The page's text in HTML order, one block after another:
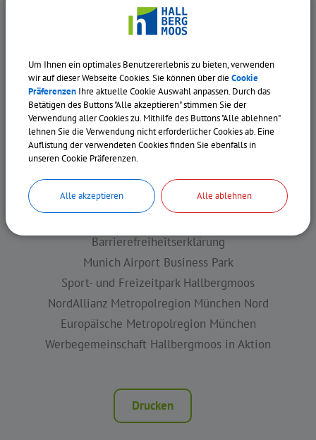
FÜR BÜRGER
Kontaktformular
Gewerbeverzeichnis
Inhaltsverzeichnis
Mitarbeiter
Hinweisgebersystem actago-whistleblower
WEITERE LINKS
Barrierefreiheitserklärung
Munich Airport Business Park
Sport- und Freizeitpark Hallbergmoos
NordAllianz Metropolregion München Nord
Europäische Metropolregion München
Werbegemeinschaft Hallbergmoos in Aktion
Drucken
Um Ihnen ein optimales Benutzererlebnis zu bieten, verwenden
wir auf dieser Webseite Cookies. Sie können über die Cookie
Präferenzen Ihre aktuelle Cookie Auswahl anpassen. Durch das
Betätigen des Buttons "Alle akzeptieren" stimmen Sie der
Verwendung aller Cookies zu. Mithilfe des Buttons "Alle ablehnen"
lehnen Sie die Verwendung nicht erforderlicher Cookies ab. Eine
Auflistung der verwendeten Cookies finden Sie ebenfalls in
unseren Cookie Präferenzen.
Alle akzeptieren Alle ablehnen